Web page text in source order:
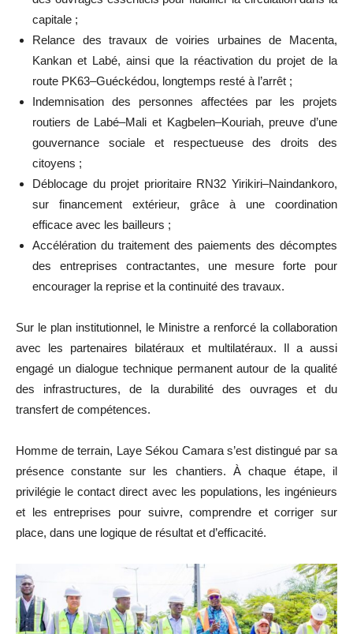
capitale ;
Relance des travaux de voiries urbaines de Macenta,
Kankan et Labé, ainsi que la réactivation du projet de la
route PK63–Guéckédou, longtemps resté à l’arrêt ;
Indemnisation des personnes affectées par les projets
routiers de Labé–Mali et Kagbelen–Kouriah, preuve d’une
gouvernance sociale et respectueuse des droits des
citoyens ;
Déblocage du projet prioritaire RN32 Yirikiri–Naindankoro,
sur financement extérieur, grâce à une coordination
efficace avec les bailleurs ;
Accélération du traitement des paiements des décomptes
des entreprises contractantes, une mesure forte pour
encourager la reprise et la continuité des travaux.
Sur le plan institutionnel, le Ministre a renforcé la collaboration
avec les partenaires bilatéraux et multilatéraux. Il a aussi
engagé un dialogue technique permanent autour de la qualité
des infrastructures, de la durabilité des ouvrages et du
transfert de compétences.
Homme de terrain, Laye Sékou Camara s’est distingué par sa
présence constante sur les chantiers. À chaque étape, il
privilégie le contact direct avec les populations, les ingénieurs
et les entreprises pour suivre, comprendre et corriger sur
place, dans une logique de résultat et d’efficacité.